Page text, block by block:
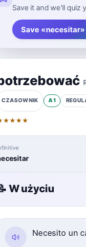
Save it and we'll quiz
Save
CZASOWNIK A1
★★★★
W użyciu
Necesito un